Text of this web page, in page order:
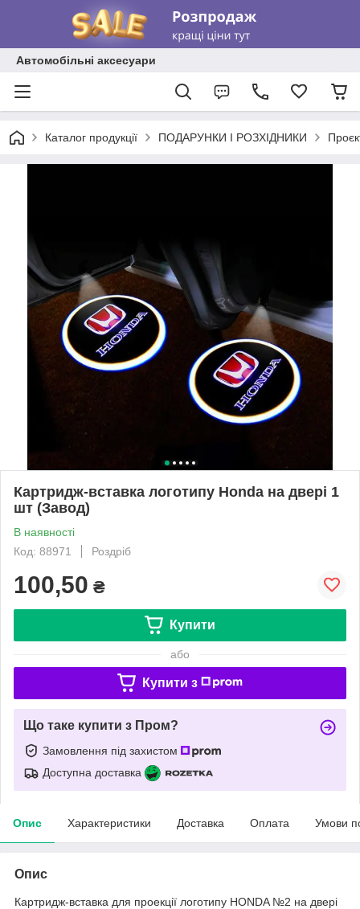
Автомобільні аксесуари
Каталог продукції ПОДАРУНКИ І РОЗХІДНИКИ
Картридж-вставка логотипу Honda на двері 1
шт (Завод)
В наявності
Код: 88971
Роздріб
100,50 ₴
Купити
або
Купити з
Що таке купити з Пром?
Замовлення під захистом
Доступна доставка
Опис Характеристики Доставка Оплата Умови
Опис
Картридж-вставка для проекції логотипу HONDA №2 на двері